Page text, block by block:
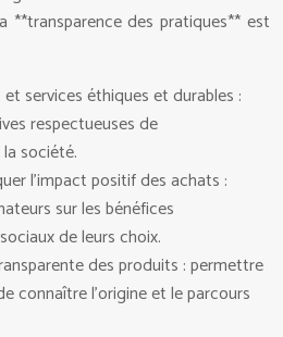
**transparence des pratiques** est
services éthiques et durables :
respectueuses de
société.
l’impact positif des achats :
sur les bénéfices
de leurs choix.
des produits : permettre
connaître l’origine et le parcours